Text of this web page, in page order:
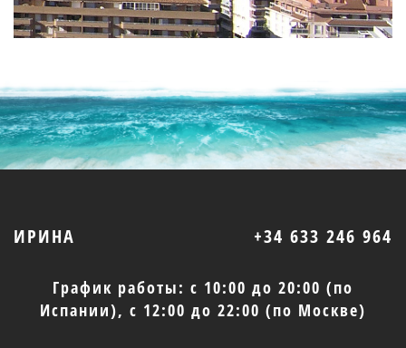
ИРИНА +34 633 246 964
График работы: с 10:00 до 20:00 (по
Испании), с 12:00 до 22:00 (по Москве)